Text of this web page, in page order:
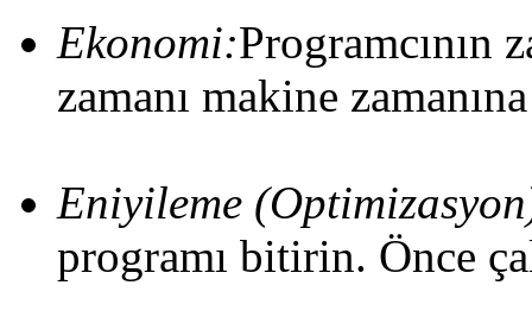
Ekonomi:Programcının
zamanı makine
Eniyileme
programı bitirin. Önce